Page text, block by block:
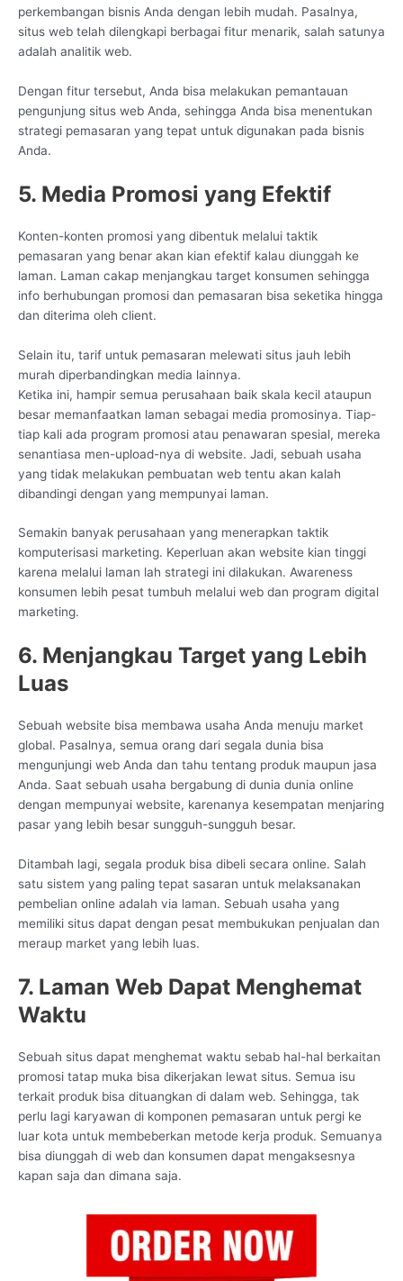
perkembangan bisnis Anda dengan lebih mudah. Pasalnya,
situs web telah dilengkapi berbagai fitur menarik, salah satunya
adalah analitik web.
Dengan fitur tersebut, Anda bisa melakukan pemantauan
pengunjung situs web Anda, sehingga Anda bisa menentukan
strategi pemasaran yang tepat untuk digunakan pada bisnis
Anda.
5. Media Promosi yang Efektif
Konten-konten promosi yang dibentuk melalui taktik
pemasaran yang benar akan kian efektif kalau diunggah ke
laman. Laman cakap menjangkau target konsumen sehingga
info berhubungan promosi dan pemasaran bisa seketika hingga
dan diterima oleh client.
Selain itu, tarif untuk pemasaran melewati situs jauh lebih
murah diperbandingkan media lainnya.
Ketika ini, hampir semua perusahaan baik skala kecil ataupun
besar memanfaatkan laman sebagai media promosinya. Tiap-
tiap kali ada program promosi atau penawaran spesial, mereka
senantiasa men-upload-nya di website. Jadi, sebuah usaha
yang tidak melakukan pembuatan web tentu akan kalah
dibandingi dengan yang mempunyai laman.
Semakin banyak perusahaan yang menerapkan taktik
komputerisasi marketing. Keperluan akan website kian tinggi
karena melalui laman lah strategi ini dilakukan. Awareness
konsumen lebih pesat tumbuh melalui web dan program digital
marketing.
6. Menjangkau Target yang Lebih
Luas
Sebuah website bisa membawa usaha Anda menuju market
global. Pasalnya, semua orang dari segala dunia bisa
mengunjungi web Anda dan tahu tentang produk maupun jasa
Anda. Saat sebuah usaha bergabung di dunia dunia online
dengan mempunyai website, karenanya kesempatan menjaring
pasar yang lebih besar sungguh-sungguh besar.
Ditambah lagi, segala produk bisa dibeli secara online. Salah
satu sistem yang paling tepat sasaran untuk melaksanakan
pembelian online adalah via laman. Sebuah usaha yang
memiliki situs dapat dengan pesat membukukan penjualan dan
meraup market yang lebih luas.
7. Laman Web Dapat Menghemat
Waktu
Sebuah situs dapat menghemat waktu sebab hal-hal berkaitan
promosi tatap muka bisa dikerjakan lewat situs. Semua isu
terkait produk bisa dituangkan di dalam web. Sehingga, tak
perlu lagi karyawan di komponen pemasaran untuk pergi ke
luar kota untuk membeberkan metode kerja produk. Semuanya
bisa diunggah di web dan konsumen dapat mengaksesnya
kapan saja dan dimana saja.